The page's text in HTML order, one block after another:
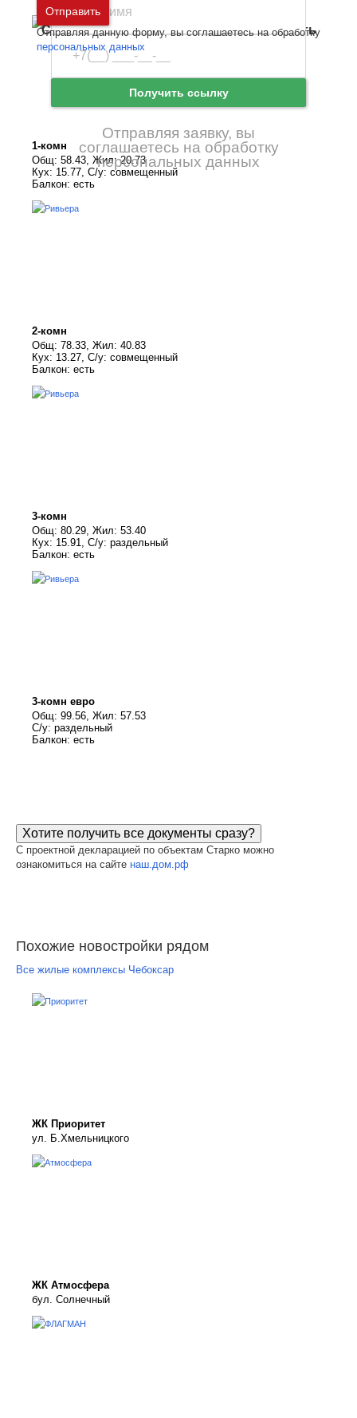
Москва и
Московская область
Санкт-Петербург иЛенинградская область
Войти Забыли пароль
Ещё нет аккаунта?
Зарегистрироваться
1-комн
Общ: 58.43, Жил: 20.73
Кух: 15.77, С/у: совмещенный
Балкон: есть
2-комн
Общ: 78.33, Жил: 40.83
Кух: 13.27, С/у: совмещенный
Балкон: есть
3-комн
Общ: 80.29, Жил: 53.40
Кух: 15.91, С/у: раздельный
Балкон: есть
3-комн евро
Общ: 99.56, Жил: 57.53
С/у: раздельный
Балкон: есть
Хотите получить все документы сразу?
С проектной декларацией по объектам Старко можно
ознакомиться на сайте наш.дом.рф
Похожие новостройки рядом
Все жилые комплексы Чебоксар
ЖК Приоритет
ул. Б.Хмельницкого
ЖК Атмосфера
бул. Солнечный
Получить ссылку
Отправляя заявку, вы
соглашаетесь на обработку
персональных данных
Отправить
Отправляя данную форму, вы соглашаетесь на обработку
персональных данных